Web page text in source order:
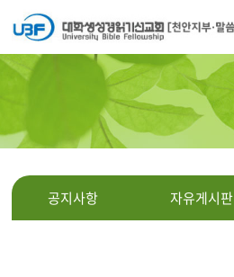
공지사항 자유게시판